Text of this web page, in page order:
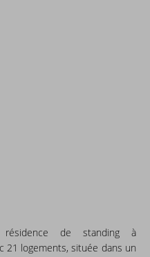
résidence de standing à
21 logements, située dans un